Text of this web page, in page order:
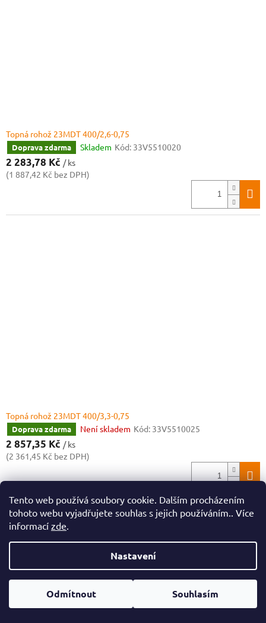
Tento web používá soubory cookie. Dalším procházením
tohoto webu vyjadřujete souhlas s jejich používáním.. Více
informací zde.
Nastavení
Odmítnout Souhlasím
Topná rohož 23MDT 400/2,6-0,75
Doprava zdarma Skladem Kód: 33V5510020
2 283,78 Kč / ks
(1 887,42 Kč bez DPH)
Topná rohož 23MDT 400/3,3-0,75
Doprava zdarma Není skladem Kód: 33V5510025
2 857,35 Kč / ks
(2 361,45 Kč bez DPH)